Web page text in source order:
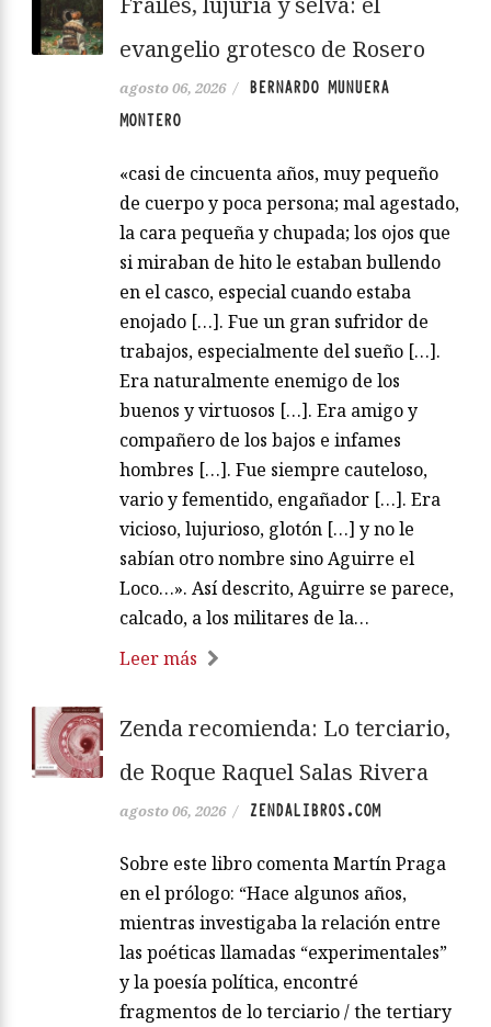
evangelio grotesco de Rosero
agosto 06, 2026 /
BERNARDO MUNUERA
MONTERO
«casi de cincuenta años, muy pequeño
de cuerpo y poca persona; mal agestado,
la cara pequeña y chupada; los ojos que
si miraban de hito le estaban bullendo
en el casco, especial cuando estaba
enojado […]. Fue un gran sufridor de
trabajos, especialmente del sueño […].
Era naturalmente enemigo de los
buenos y virtuosos […]. Era amigo y
compañero de los bajos e infames
hombres […]. Fue siempre cauteloso,
vario y fementido, engañador […]. Era
vicioso, lujurioso, glotón […] y no le
sabían otro nombre sino Aguirre el
Loco…». Así descrito, Aguirre se parece,
calcado, a los militares de la…
Leer más
Zenda recomienda: Lo terciario,
de Roque Raquel Salas Rivera
agosto 06, 2026 / ZENDALIBROS.COM
Sobre este libro comenta Martín Praga
en el prólogo: “Hace algunos años,
mientras investigaba la relación entre
las poéticas llamadas “experimentales”
y la poesía política, encontré
fragmentos de lo terciario / the tertiary